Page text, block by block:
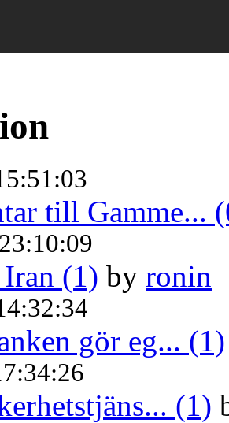
till Gamme...
(1) by ronin
gör eg... (1)
(1)